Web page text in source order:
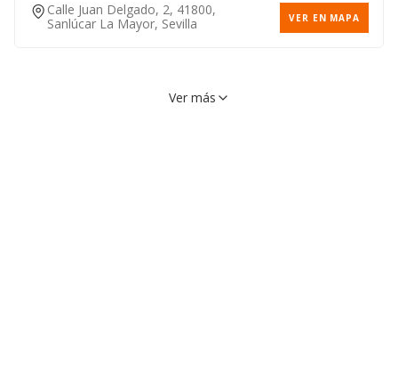
Calle Juan Delgado, 2, 41800,
Sanlúcar La Mayor, Sevilla
VER EN MAPA
Calle Julian Romero, 1, 41800,
Ver más